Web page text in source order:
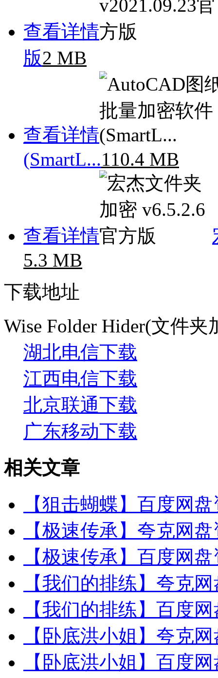
查看详情
版2 MB
查看详情
(SmartL...110.4 MB
查看详情
5.3 MB
下载地址
Wise Folder Hider(文件
湖北电信下载
江西电信下载
北京联通下载
广东移动下载
相关文章
【狙击蝴蝶】百度网
【极速传承】夸克网
【极速传承】百度网
【我们的排练】夸克
【我们的排练】百度
【卧底洪小姐】夸克
【卧底洪小姐】百度